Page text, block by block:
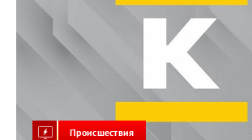
Происшествия